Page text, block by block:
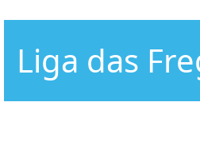
Liga das